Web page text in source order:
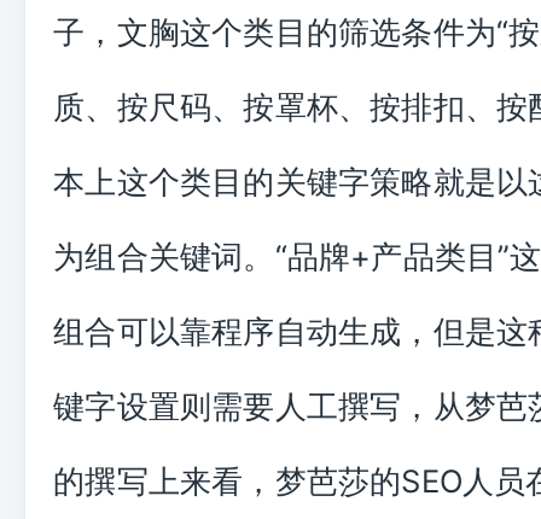
子，文胸这个类目的筛选条件为“
质、按尺码、按罩杯、按排扣、按
本上这个类目的关键字策略就是以
为组合关键词。“品牌+产品类目”
组合可以靠程序自动生成，但是这
键字设置则需要人工撰写，从梦
的撰写上来看，梦芭莎的SEO人员